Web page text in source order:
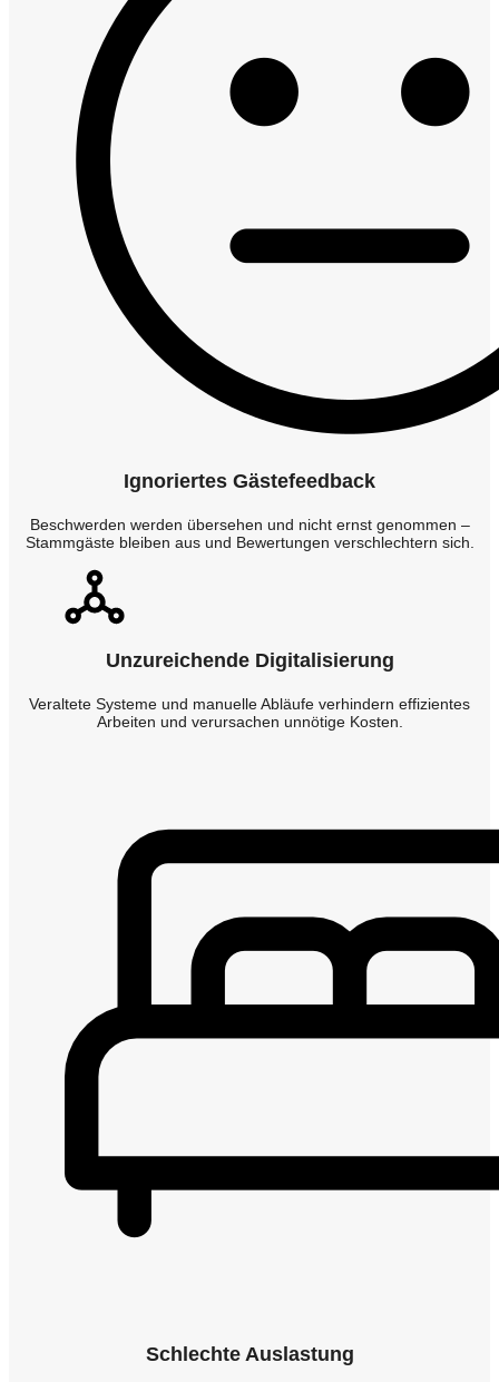
Ignoriertes Gästefeedback
Beschwerden werden übersehen und nicht ernst genommen –
Stammgäste bleiben aus und Bewertungen verschlechtern sich.
Unzureichende Digitalisierung
Veraltete Systeme und manuelle Abläufe verhindern effizientes
Arbeiten und verursachen unnötige Kosten.
Schlechte Auslastung